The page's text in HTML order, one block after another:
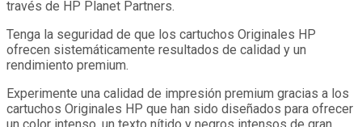
través de HP Planet Partners.
Tenga la seguridad de que los cartuchos Originales HP
ofrecen sistemáticamente resultados de calidad y un
rendimiento premium.
Experimente una calidad de impresión premium gracias a los
cartuchos Originales HP que han sido diseñados para ofrecer